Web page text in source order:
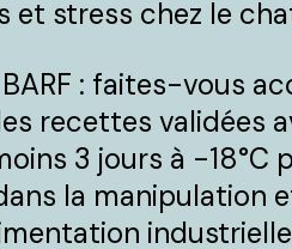
et stress chez le
: faites-vous
recettes validées
3 jours à -
la manipulation